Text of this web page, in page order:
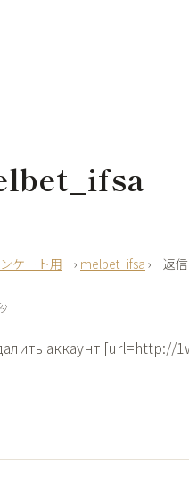
ケート用 › melbet_ifsa › 返
аккаунт [url=http://